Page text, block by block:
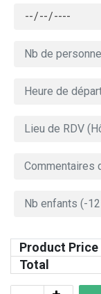
Product Price
Total